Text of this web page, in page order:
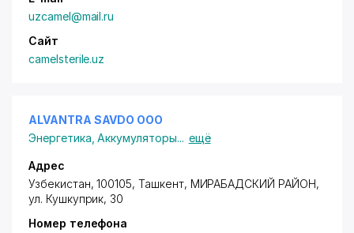
uzcamel@mail.ru
Сайт
camelsterile.uz
ALVANTRA SAVDO ООО
Энергетика ,Аккумуляторы... ещё
Адрес
Узбекистан, 100105, Ташкент, МИРАБАДСКИЙ РАЙОН,
ул. Кушкуприк, 30
Номер телефона